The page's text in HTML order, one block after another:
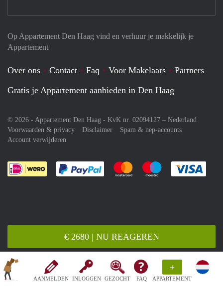
AANMELDEN INLOGGEN GEZOCHT FAQ
+
APPARTEMENT
€ 2680 | NU REAGEREN
Op Appartement Den Haag vind en verhuur je makkelijk je
Appartement
Over ons Contact Faq Voor Makelaars
Partners
Gratis je Appartement aanbieden in Den Haag
© 2026 - Appartement Den Haag - KvK nr. 02094127 – Nederland
Voorwaarden & privacy
Disclaimer
Spam & nep-accounts
Account verwijderen
Je rekent gemakkelijk af met Paypal
Je rekent gemakkelijk af met
Je rekent